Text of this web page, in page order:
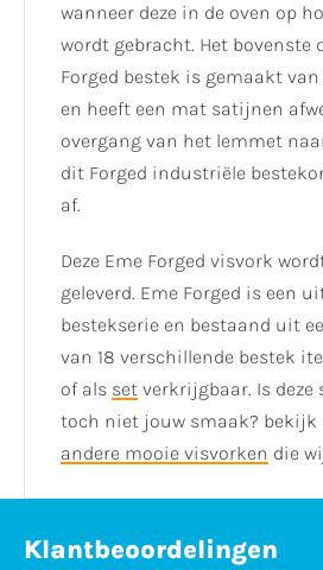
wanneer deze in de oven op
wordt gebracht. Het bovenste
Forged bestek is gemaakt
en heeft een mat satijnen
overgang van het lemmet
dit Forged industriële
af.
Deze Eme Forged visvork
geleverd. Eme Forged is een
bestekserie en bestaand uit
van 18 verschillende bestek
of als set verkrijgbaar. Is deze
toch niet jouw smaak? bekijk
andere mooie visvorken die
Klantbeoordelingen